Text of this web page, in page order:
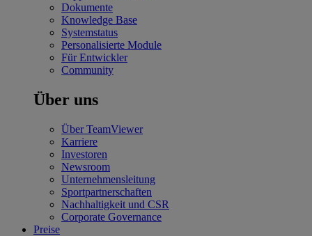
Dokumente
Knowledge Base
Systemstatus
Personalisierte Module
Für Entwickler
Community
Über uns
Über TeamViewer
Karriere
Investoren
Newsroom
Unternehmensleitung
Sportpartnerschaften
Nachhaltigkeit und CSR
Corporate Governance
Preise